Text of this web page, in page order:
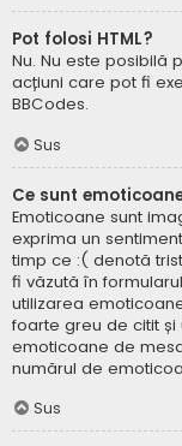
Pot folosi HTML?
Nu. Nu este posibilă
acțiuni care pot fi
BBCodes.
Sus
Ce sunt
Emoticoane sunt
exprima un
timp ce :( denotă
fi văzută în
utilizarea
foarte greu de citit
emoticoane de
numărul de
Sus